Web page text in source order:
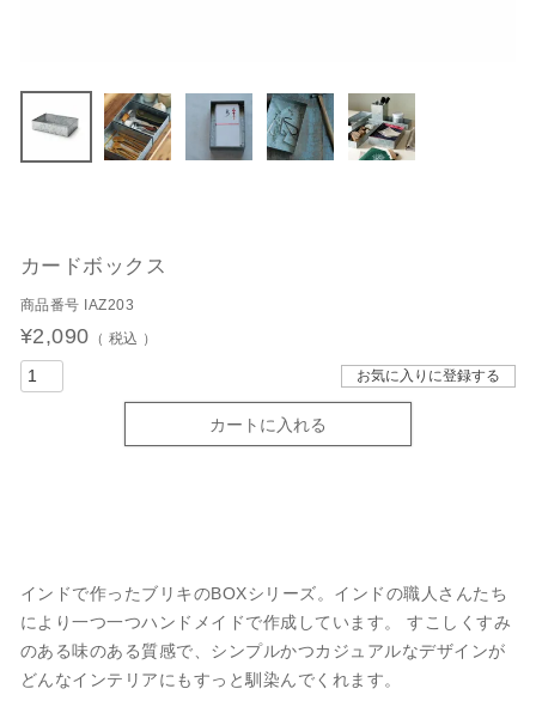
カードボックス
商品番号 IAZ203
¥2,090 税込
お気に入りに登録する
カートに入れる
インドで作ったブリキのBOXシリーズ。インドの職人さんたち
により一つ一つハンドメイドで作成しています。 すこしくすみ
のある味のある質感で、シンプルかつカジュアルなデザインが
どんなインテリアにもすっと馴染んでくれます。